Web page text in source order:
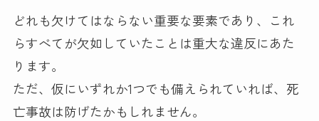
どれも欠けてはならない重要な要素であり、これ
らすべてが欠如していたことは重大な違反にあた
ります。
ただ、仮にいずれか1つでも備えられていれば、死
亡事故は防げたかもしれません。